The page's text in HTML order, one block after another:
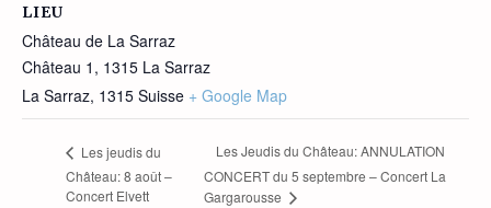
LIEU
Château de La Sarraz
Château 1, 1315 La Sarraz
La Sarraz, 1315 Suisse + Google Map
Les jeudis du
Château: 8 août –
Concert Elvett
Les Jeudis du Château: ANNULATION
CONCERT du 5 septembre – Concert La
Gargarousse